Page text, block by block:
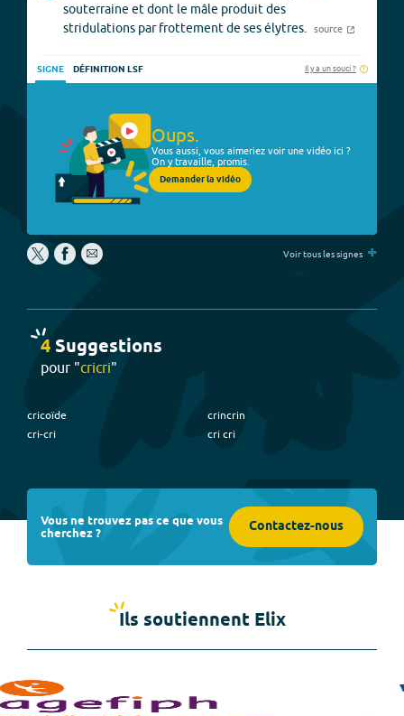
souterraine et dont le mâle produit des
stridulations par frottement de ses élytres.
source
SIGNE DÉFINITION LSF Il y a un souci ?
Oups.
Vous aussi, vous aimeriez voir une vidéo ici ?
On y travaille, promis.
Demander la vidéo
Voir tous les signes +
4Suggestions
pour "cricri"
cricoïde
cri-cri
crincrin
cri cri
Vous ne trouvez pas ce que vous
cherchez ? Contactez-nous
Ils soutiennent Elix